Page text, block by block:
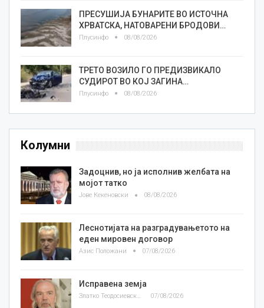
ПРЕСУШИЈА БУНАРИТЕ ВО ИСТОЧНА
ХРВАТСКА, НАТОВАРЕНИ БРОДОВИ…
Плусинфо 08/08/2026
ТРЕТО ВОЗИЛО ГО ПРЕДИЗВИКАЛО
СУДИРОТ ВО КОЈ ЗАГИНА…
Плусинфо 08/08/2026
Колумни
Задоцнив, но ја исполнив желбата на
мојот татко
Јове Кекеновски 08/08/2026
Леснотијата на разградувањетото на
еден мировен договор
Азис Положани 07/08/2026
Исправена земја
Златко Теодосиевски 07/08/2026